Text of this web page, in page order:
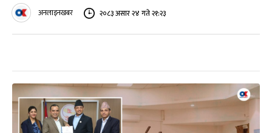
अनलाइनखबर २०८३ असार २४ गते २१:२३